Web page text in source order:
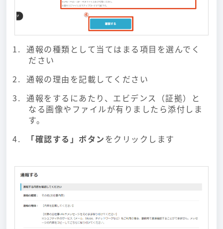
通報の種類として当てはまる項目を選んでく
ださい
通報の理由を記載してください
通報をするにあたり、エビデンス（証拠）と
なる画像やファイルが有りましたら添付しま
す。
「確認する」ボタンをクリックします